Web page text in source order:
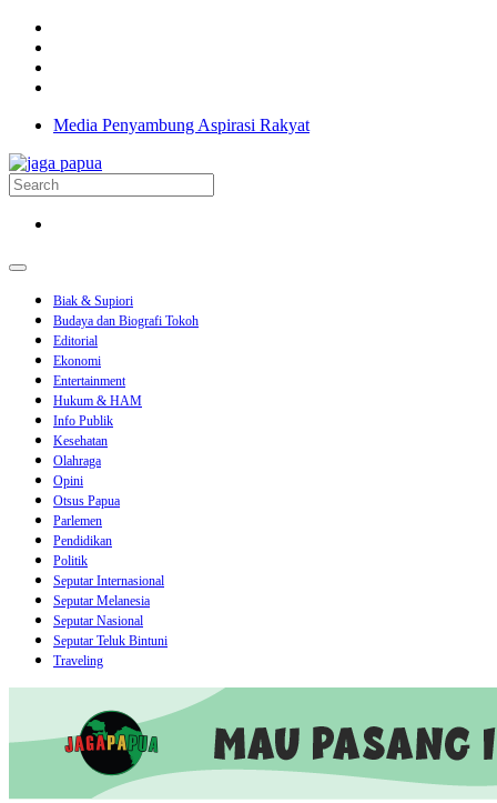
Media Penyambung Aspirasi Rakyat
Biak & Supiori
Budaya dan Biografi Tokoh
Editorial
Ekonomi
Entertainment
Hukum & HAM
Info Publik
Kesehatan
Olahraga
Opini
Otsus Papua
Parlemen
Pendidikan
Politik
Seputar Internasional
Seputar Melanesia
Seputar Nasional
Seputar Teluk Bintuni
Traveling